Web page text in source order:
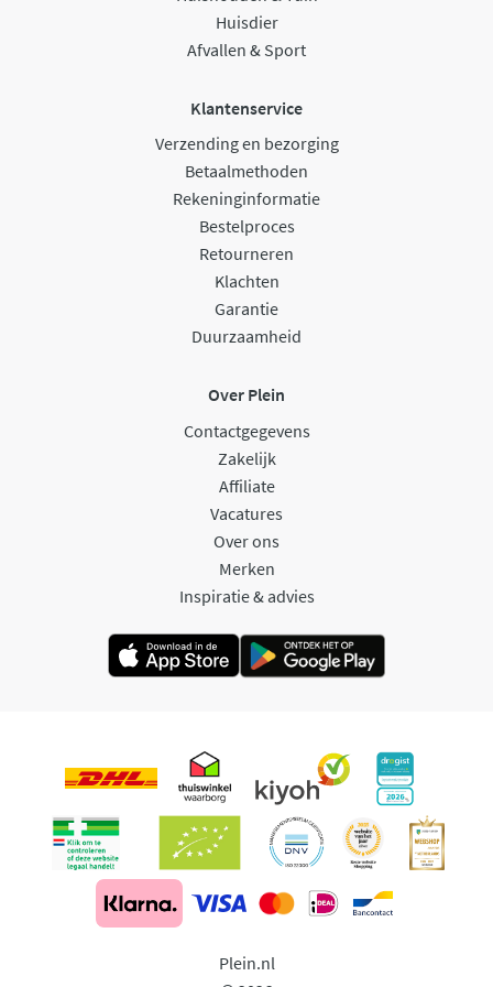
Huisdier
Afvallen & Sport
Klantenservice
Verzending en bezorging
Betaalmethoden
Rekeninginformatie
Bestelproces
Retourneren
Klachten
Garantie
Duurzaamheid
Over Plein
Contactgegevens
Zakelijk
Affiliate
Vacatures
Over ons
Merken
Inspiratie & advies
Plein.nl